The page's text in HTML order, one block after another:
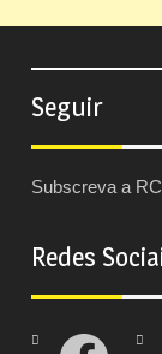
Seguir
Subscreva a
Redes
Facebook